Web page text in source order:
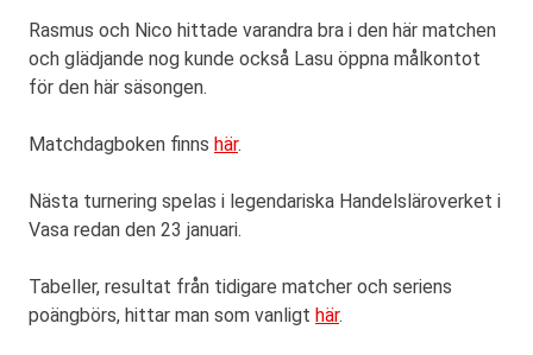
Rasmus och Nico hittade varandra bra i den här matchen
och glädjande nog kunde också Lasu öppna målkontot
för den här säsongen.
Matchdagboken finns här.
Nästa turnering spelas i legendariska Handelsläroverket i
Vasa redan den 23 januari.
Tabeller, resultat från tidigare matcher och seriens
poängbörs, hittar man som vanligt här.